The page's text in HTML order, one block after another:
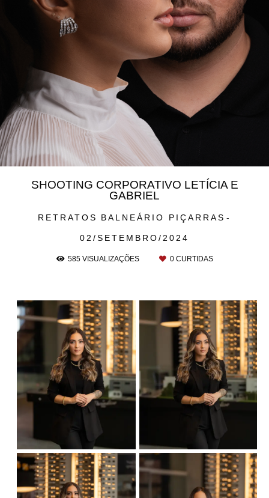
RETRATOS BALNEÁRIO PIÇARRAS
02/SETEMBRO/2024
SHOOTING CORPORATIVO LETÍCIA E
GABRIEL
585VISUALIZAÇÕES 0CURTIDAS